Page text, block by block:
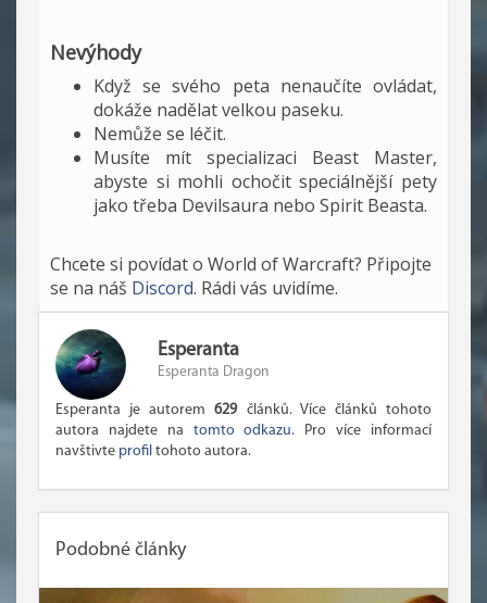
Nevýhody
Když se svého peta nenaučíte ovládat,
dokáže nadělat velkou paseku.
Nemůže se léčit.
Musíte mít specializaci Beast Master,
abyste si mohli ochočit speciálnější pety
jako třeba Devilsaura nebo Spirit Beasta.
Chcete si povídat o World of Warcraft? Připojte
se na náš Discord. Rádi vás uvidíme.
Esperanta
Esperanta Dragon
Esperanta je autorem629článků. Více článků tohoto
autora najdete na tomto odkazu. Pro více informací
navštivte profil tohoto autora.
Podobné články